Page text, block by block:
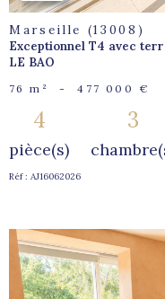
Marseille (13008)
Exceptionnel T4 avec
LE BAO
76 m² - 477 000 €
4
pièce(s)
3
Réf : AJ16062026